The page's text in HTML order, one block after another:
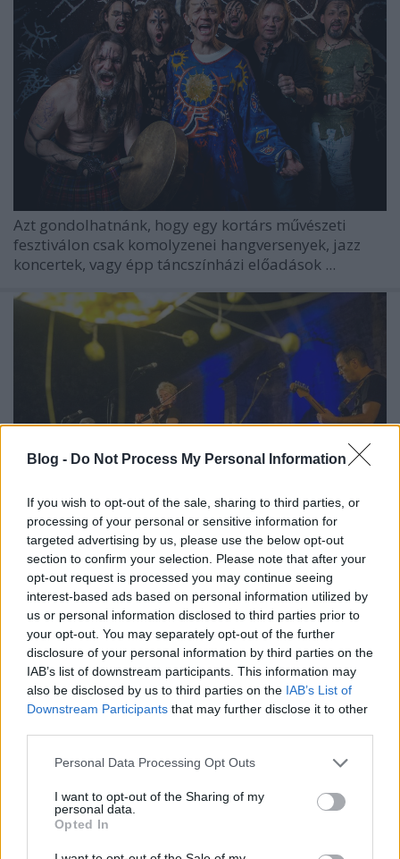
Blog - Do Not Process My Personal Information
If you wish to opt-out of the sale, sharing to third parties, or
processing of your personal or sensitive information for
targeted advertising by us, please use the below opt-out
section to confirm your selection. Please note that after your
opt-out request is processed you may continue seeing
interest-based ads based on personal information utilized by
us or personal information disclosed to third parties prior to
your opt-out. You may separately opt-out of the further
disclosure of your personal information by third parties on the
IAB’s list of downstream participants. This information may
also be disclosed by us to third parties on the IAB’s List of
Downstream Participants that may further disclose it to other
Please note that this website/app uses one or more Google
not limited to your visit or usage behaviour. You may click to
grant or deny consent to Google and its third-party tags to
use your data for below specified purposes in below Google
consent section.
Personal Data Processing Opt Outs
I want to opt-out of the Sharing of my
personal data.
Opted In
Azt gondolhatnánk, hogy egy kortárs művészeti
fesztiválon csak komolyzenei hangversenyek, jazz
koncertek, vagy épp táncszínházi előadások ...
Dupla élmény a rock és a népzene
metszéspontjából - Úzgin Űver és
Dirtmusic jövő kedden a Müpában
Rácz Mihály•2019. szeptember 27.